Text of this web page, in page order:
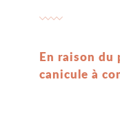
En raison du
canicule à